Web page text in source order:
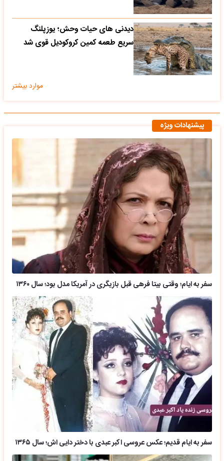
دیدنی های حیات وحش؛ یوزپلنگ
سریع طعمه کمین کروکودیل قوی شد
موارد بیشتر
پیشنهادات ویژه
سفر به ایام؛ وقتی بیتا فرهی قبل بازیگری در آمریکا مدل بود؛ سال ۱۳۶۰
سفر به ایام قدیم؛ عکس عروسی اکبر عبدی با دختر دایی اش؛ سال ۱۳۶۵